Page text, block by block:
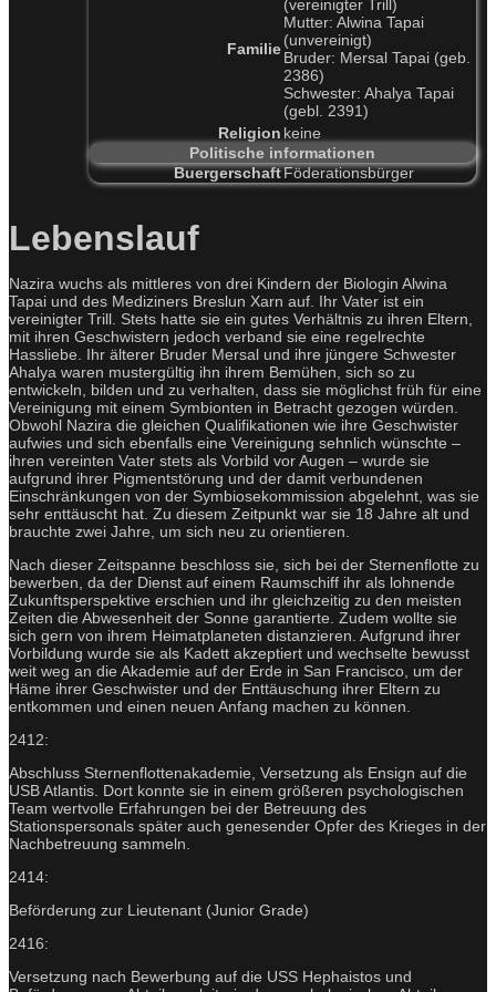
Familie
(vereinigter Trill)
Mutter: Alwina Tapai
(unvereinigt)
Bruder: Mersal Tapai (geb.
2386)
Schwester: Ahalya Tapai
(gebl. 2391)
Religion keine
Politische informationen
BuergerschaftFöderationsbürger
Lebenslauf
Nazira wuchs als mittleres von drei Kindern der Biologin Alwina
Tapai und des Mediziners Breslun Xarn auf. Ihr Vater ist ein
vereinigter Trill. Stets hatte sie ein gutes Verhältnis zu ihren Eltern,
mit ihren Geschwistern jedoch verband sie eine regelrechte
Hassliebe. Ihr älterer Bruder Mersal und ihre jüngere Schwester
Ahalya waren mustergültig ihn ihrem Bemühen, sich so zu
entwickeln, bilden und zu verhalten, dass sie möglichst früh für eine
Vereinigung mit einem Symbionten in Betracht gezogen würden.
Obwohl Nazira die gleichen Qualifikationen wie ihre Geschwister
aufwies und sich ebenfalls eine Vereinigung sehnlich wünschte –
ihren vereinten Vater stets als Vorbild vor Augen – wurde sie
aufgrund ihrer Pigmentstörung und der damit verbundenen
Einschränkungen von der Symbiosekommission abgelehnt, was sie
sehr enttäuscht hat. Zu diesem Zeitpunkt war sie 18 Jahre alt und
brauchte zwei Jahre, um sich neu zu orientieren.
Nach dieser Zeitspanne beschloss sie, sich bei der Sternenflotte zu
bewerben, da der Dienst auf einem Raumschiff ihr als lohnende
Zukunftsperspektive erschien und ihr gleichzeitig zu den meisten
Zeiten die Abwesenheit der Sonne garantierte. Zudem wollte sie
sich gern von ihrem Heimatplaneten distanzieren. Aufgrund ihrer
Vorbildung wurde sie als Kadett akzeptiert und wechselte bewusst
weit weg an die Akademie auf der Erde in San Francisco, um der
Häme ihrer Geschwister und der Enttäuschung ihrer Eltern zu
entkommen und einen neuen Anfang machen zu können.
2412:
Abschluss Sternenflottenakademie, Versetzung als Ensign auf die
USB Atlantis. Dort konnte sie in einem größeren psychologischen
Team wertvolle Erfahrungen bei der Betreuung des
Stationspersonals später auch genesender Opfer des Krieges in der
Nachbetreuung sammeln.
2414:
Beförderung zur Lieutenant (Junior Grade)
2416:
Versetzung nach Bewerbung auf die USS Hephaistos und